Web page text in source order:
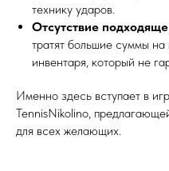
технику ударов.
Отсутствие
тратят большие суммы на
инвентаря, который не
Именно здесь вступает в
TennisNikolino,
для всех желающих.